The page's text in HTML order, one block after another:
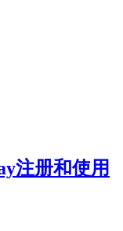
注册和使用